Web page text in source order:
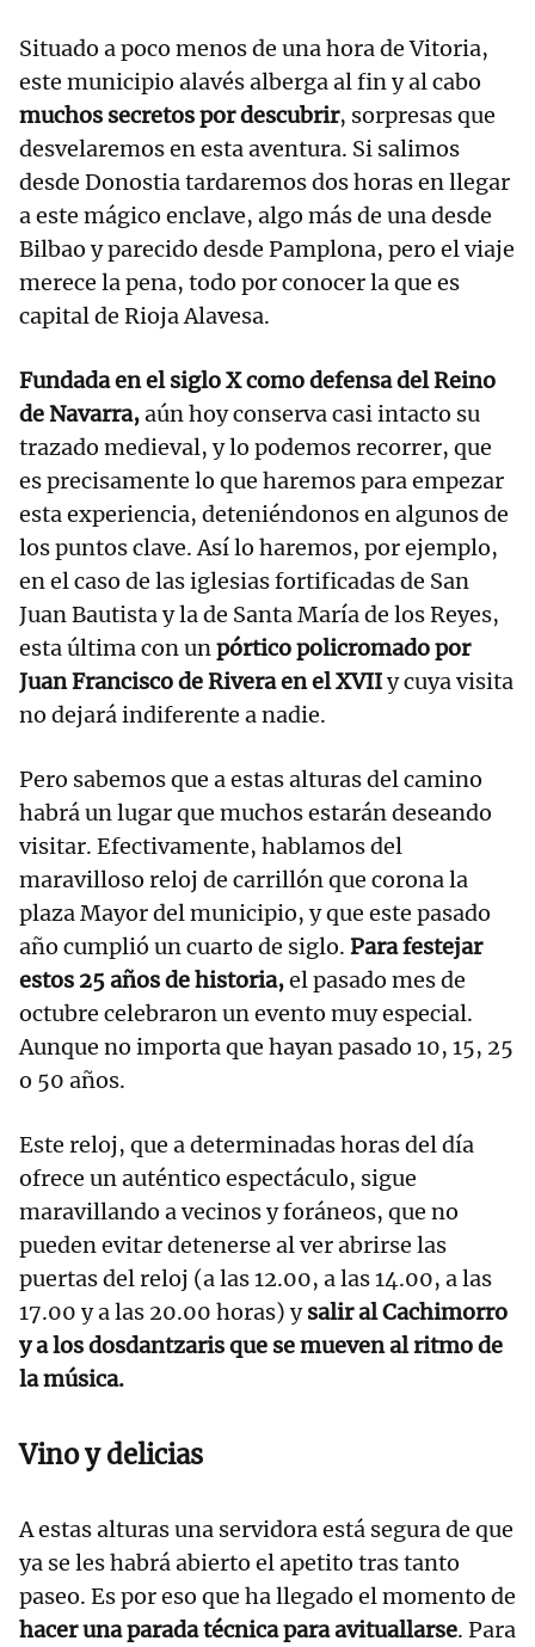
Situado a poco menos de una hora de Vitoria,
este municipio alavés alberga al fin y al cabo
muchos secretos por descubrir, sorpresas que
desvelaremos en esta aventura. Si salimos
desde Donostia tardaremos dos horas en llegar
a este mágico enclave, algo más de una desde
Bilbao y parecido desde Pamplona, pero el viaje
merece la pena, todo por conocer la que es
capital de Rioja Alavesa.
Fundada en el siglo X como defensa del Reino
de Navarra,aún hoy conserva casi intacto su
trazado medieval, y lo podemos recorrer, que
es precisamente lo que haremos para empezar
esta experiencia, deteniéndonos en algunos de
los puntos clave. Así lo haremos, por ejemplo,
en el caso de las iglesias fortificadas de San
Juan Bautista y la de Santa María de los Reyes,
esta última con unpórtico policromado por
Juan Francisco de Rivera en el XVIIy cuya visita
no dejará indiferente a nadie.
Pero sabemos que a estas alturas del camino
habrá un lugar que muchos estarán deseando
visitar. Efectivamente, hablamos del
maravilloso reloj de carrillón que corona la
plaza Mayor del municipio, y que este pasado
año cumplió un cuarto de siglo. Para festejar
estos 25 años de historia,el pasado mes de
octubre celebraron un evento muy especial.
Aunque no importa que hayan pasado 10, 15, 25
o 50 años.
Este reloj, que a determinadas horas del día
ofrece un auténtico espectáculo, sigue
maravillando a vecinos y foráneos, que no
pueden evitar detenerse al ver abrirse las
puertas del reloj (a las 12.00, a las 14.00, a las
17.00 y a las 20.00 horas) ysalir al Cachimorro
y a los dosdantzaris que se mueven al ritmo de
la música.
Vino y delicias
A estas alturas una servidora está segura de que
ya se les habrá abierto el apetito tras tanto
paseo. Es por eso que ha llegado el momento de
hacer una parada técnica para avituallarse. Para